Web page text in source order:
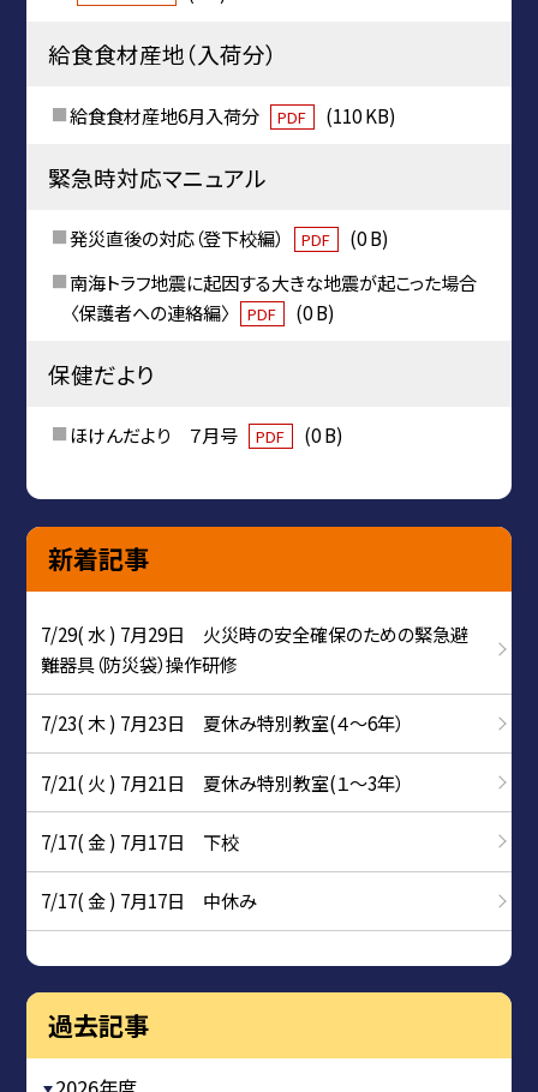
給食食材産地（入荷分）
給食食材産地6月入荷分 PDF (110 KB)
緊急時対応マニュアル
発災直後の対応（登下校編） PDF
(0 B)
南海トラフ地震に起因する大きな地震が起こった場合
〈保護者への連絡編〉
PDF (0 B)
保健だより
ほけんだより ７月号 PDF (0 B)
新着記事
7/29( 水 ) 7月29日 火災時の安全確保のための緊急避
難器具（防災袋）操作研修
7/23( 木 ) 7月23日 夏休み特別教室(４～6年）
7/21( 火 ) 7月21日 夏休み特別教室(１～3年）
7/17( 金 ) 7月17日 下校
7/17( 金 ) 7月17日 中休み
過去記事